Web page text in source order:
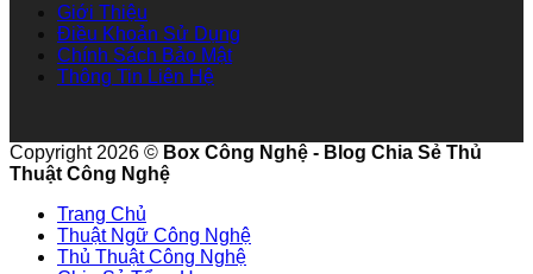
Giới Thiệu
Điều Khoản Sử Dụng
Chính Sách Bảo Mật
Thông Tin Liên Hệ
Copyright 2026 © Box Công Nghệ - Blog Chia Sẻ Thủ
Thuật Công Nghệ
Trang Chủ
Thuật Ngữ Công Nghệ
Thủ Thuật Công Nghệ